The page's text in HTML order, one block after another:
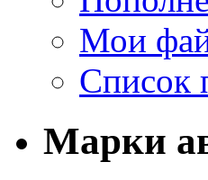
Мои
Список
Марки